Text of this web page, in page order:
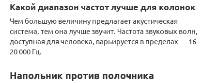
Какой диапазон частот лучше для колонок
Чем большую величину предлагает акустическая
система, тем она лучше звучит. Частота звуковых волн,
доступная для человека, варьируется в пределах — 16 —
20 000 Гц.
Напольник против полочника